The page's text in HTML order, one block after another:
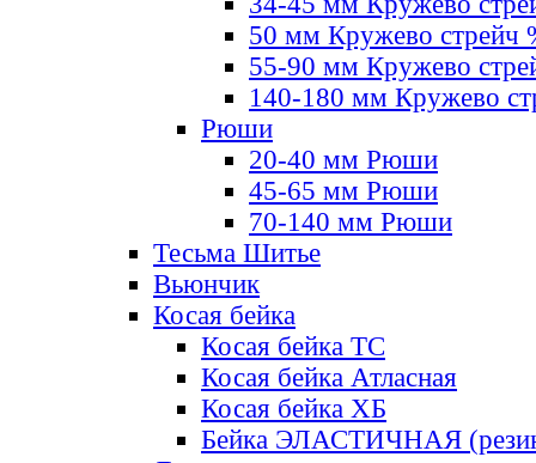
50 мм Кружево стрейч
55-90 мм Кружево
140-180 мм Кружево
Рюши
20-40 мм Рюши
45-65 мм Рюши
70-140 мм Рюши
Тесьма Шитье
Вьюнчик
Косая бейка
Косая бейка ТС
Косая бейка Атласная
Косая бейка ХБ
Бейка ЭЛАСТИЧНАЯ